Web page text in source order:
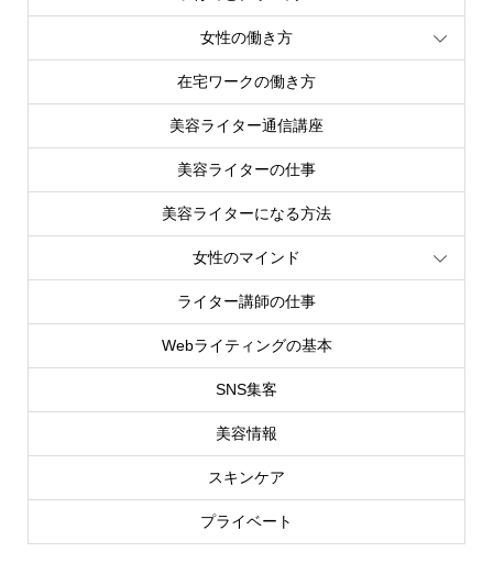
女性の働き方
在宅ワークの働き方
美容ライター通信講座
美容ライターの仕事
美容ライターになる方法
女性のマインド
ライター講師の仕事
Webライティングの基本
SNS集客
美容情報
スキンケア
プライベート